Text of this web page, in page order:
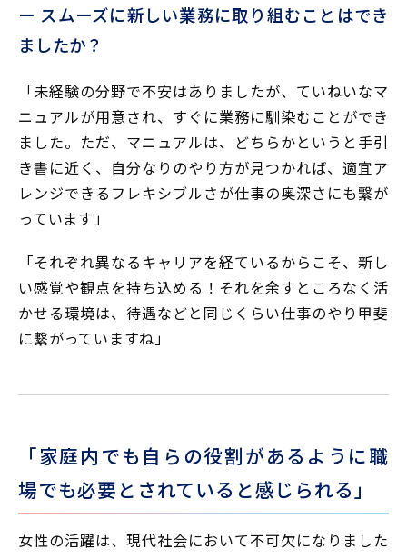
ー スムーズに新しい業務に取り組むことはでき
ましたか？
「未経験の分野で不安はありましたが、ていねいなマ
ニュアルが用意され、すぐに業務に馴染むことができ
ました。ただ、マニュアルは、どちらかというと手引
き書に近く、自分なりのやり方が見つかれば、適宜ア
レンジできるフレキシブルさが仕事の奥深さにも繋が
っています」
「それぞれ異なるキャリアを経ているからこそ、新し
い感覚や観点を持ち込める！それを余すところなく活
かせる環境は、待遇などと同じくらい仕事のやり甲斐
に繋がっていますね」
「家庭内でも自らの役割があるように職
場でも必要とされていると感じられる」
女性の活躍は、現代社会において不可欠になりました